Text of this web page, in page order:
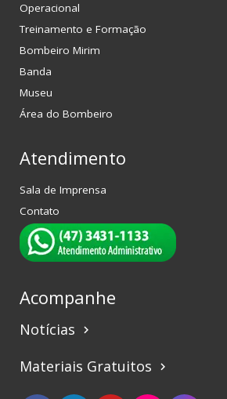
Operacional
Treinamento e Formação
Bombeiro Mirim
Banda
Museu
Área do Bombeiro
Atendimento
Sala de Imprensa
Contato
Acompanhe
Notícias keyboard_arrow_right
Materiais Gratuitos keyboard_arrow_right